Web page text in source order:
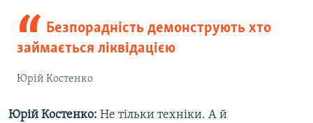
Безпорадність демонструють хто
займається ліквідацією
Юрій Костенко
Юрій Костенко: Не тільки техніки. А й